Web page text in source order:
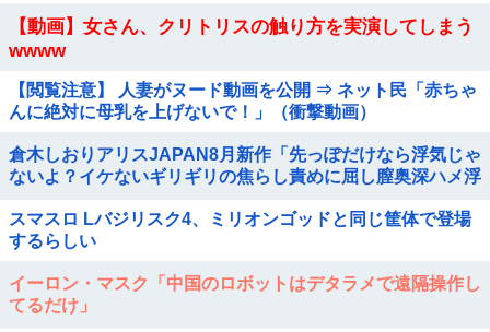
【動画】女さん、クリトリスの触り方を実演してしまう
wwww
【閲覧注意】 人妻がヌード動画を公開 ⇒ ネット民「赤ちゃ
んに絶対に母乳を上げないで！」（衝撃動画）
倉木しおりアリスJAPAN8月新作「先っぽだけなら浮気じゃ
ないよ？イケないギリギリの焦らし責めに屈し膣奥深ハメ浮
スマスロ Lバジリスク4、ミリオンゴッドと同じ筐体で登場
するらしい
イーロン・マスク「中国のロボットはデタラメで遠隔操作し
てるだけ」